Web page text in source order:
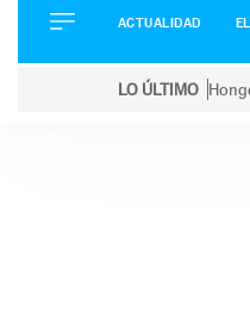
CONDUCIR
ACTUALIDAD
LO ÚLTIMO